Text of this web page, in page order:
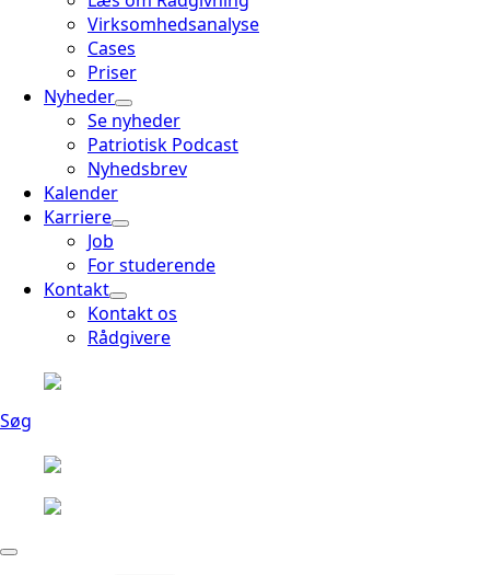
Virksomhedsanalyse
Cases
Priser
Nyheder
Se nyheder
Patriotisk Podcast
Nyhedsbrev
Kalender
Karriere
Job
For studerende
Kontakt
Kontakt os
Rådgivere
Søg